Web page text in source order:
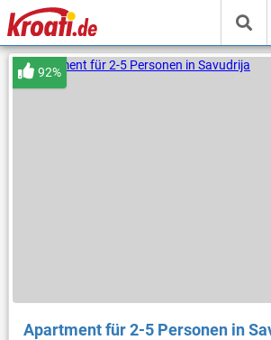
Apartment für 2-5 Personen in
92%